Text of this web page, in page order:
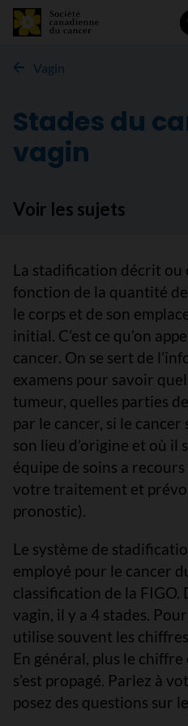
Vagin
Stades du
vagin
Voir les sujets
La stadification décrit ou
fonction de la quantité
le corps et de son
initial. C’est ce qu’on
cancer. On se sert de
examens pour savoir
tumeur, quelles parties
par le cancer, si le cancer
son lieu d’origine et où il
équipe de soins a
votre traitement et
pronostic).
Le système de
employé pour le cancer
classification de la FIGO.
vagin, il y a 4 stades.
utilise souvent les
En général, plus le
s’est propagé. Parlez à
posez des questions sur